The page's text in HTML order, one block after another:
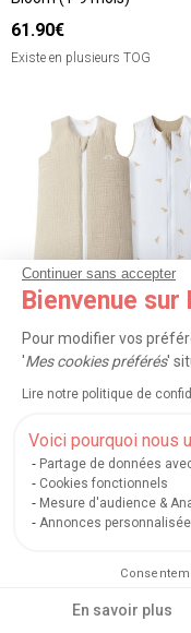
Continuer sans accepter
Bienvenue
Pour modifier vos
'Mes cookies préférés'
Lire notre politique de
Voici pourquoi nous
Partage de données
Cookies fonctionnels
Mesure d'audience &
Annonces
En savoir plus
61.90€
Existe en plusieurs TOG
LES PETITES BILLES
beige 0-6 mois
85.00€
Existe en plusieurs tailles
Vous